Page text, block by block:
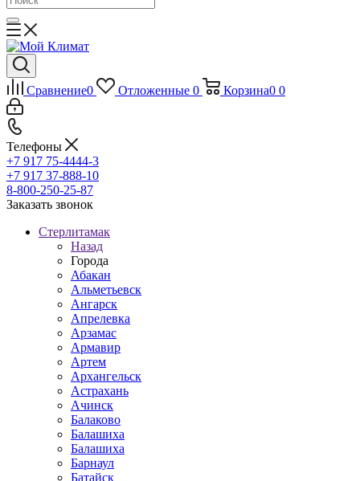
Сравнение0 Отложенные 0 Корзина0 0
Телефоны
+7 917 75-4444-3
+7 917 37-888-10
8-800-250-25-87
Заказать звонок
Стерлитамак
Назад
Города
Абакан
Альметьевск
Ангарск
Апрелевка
Арзамас
Армавир
Артем
Архангельск
Астрахань
Ачинск
Балаково
Балашиха
Балашиха
Барнаул
Батайск